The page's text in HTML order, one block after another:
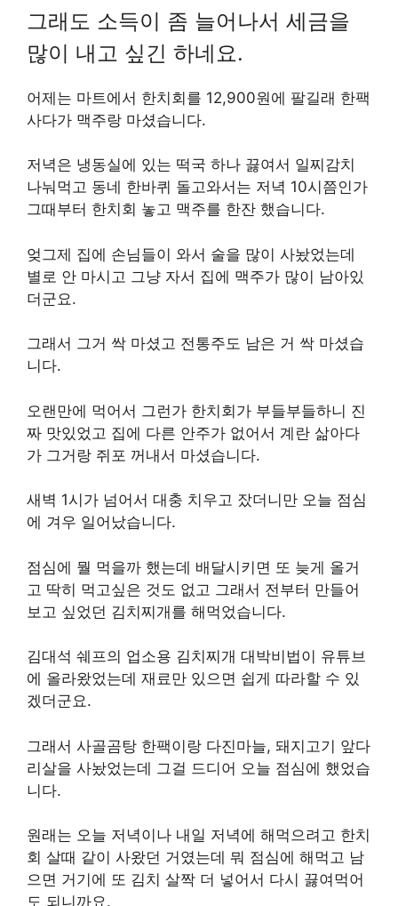
그래도 소득이 좀 늘어나서 세금을
많이 내고 싶긴 하네요.
어제는 마트에서 한치회를 12,900원에 팔길래 한팩
사다가 맥주랑 마셨습니다.
저녁은 냉동실에 있는 떡국 하나 끓여서 일찌감치
나눠먹고 동네 한바퀴 돌고와서는 저녁 10시쯤인가
그때부터 한치회 놓고 맥주를 한잔 했습니다.
엊그제 집에 손님들이 와서 술을 많이 사놨었는데
별로 안 마시고 그냥 자서 집에 맥주가 많이 남아있
더군요.
그래서 그거 싹 마셨고 전통주도 남은 거 싹 마셨습
니다.
오랜만에 먹어서 그런가 한치회가 부들부들하니 진
짜 맛있었고 집에 다른 안주가 없어서 계란 삶아다
가 그거랑 쥐포 꺼내서 마셨습니다.
새벽 1시가 넘어서 대충 치우고 잤더니만 오늘 점심
에 겨우 일어났습니다.
점심에 뭘 먹을까 했는데 배달시키면 또 늦게 올거
고 딱히 먹고싶은 것도 없고 그래서 전부터 만들어
보고 싶었던 김치찌개를 해먹었습니다.
김대석 쉐프의 업소용 김치찌개 대박비법이 유튜브
에 올라왔었는데 재료만 있으면 쉽게 따라할 수 있
겠더군요.
그래서 사골곰탕 한팩이랑 다진마늘, 돼지고기 앞다
리살을 사놨었는데 그걸 드디어 오늘 점심에 했었습
니다.
원래는 오늘 저녁이나 내일 저녁에 해먹으려고 한치
회 살때 같이 사왔던 거였는데 뭐 점심에 해먹고 남
으면 거기에 또 김치 살짝 더 넣어서 다시 끓여먹어
도 되니까요.